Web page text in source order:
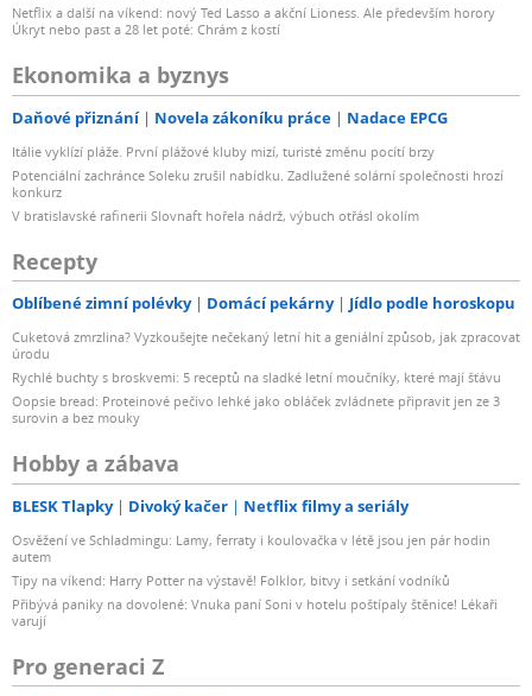
Netflix a další na víkend: nový Ted Lasso a akční Lioness. Ale především horory
Úkryt nebo past a 28 let poté: Chrám z kostí
Ekonomika a byznys
Daňové přiznání Novela zákoníku práce Nadace EPCG
Itálie vyklízí pláže. První plážové kluby mizí, turisté změnu pocítí brzy
Potenciální zachránce Soleku zrušil nabídku. Zadlužené solární společnosti hrozí
konkurz
V bratislavské rafinerii Slovnaft hořela nádrž, výbuch otřásl okolím
Recepty
Oblíbené zimní polévky Domácí pekárny Jídlo podle horoskopu
Cuketová zmrzlina? Vyzkoušejte nečekaný letní hit a geniální způsob, jak zpracovat
úrodu
Rychlé buchty s broskvemi: 5 receptů na sladké letní moučníky, které mají šťávu
Oopsie bread: Proteinové pečivo lehké jako obláček zvládnete připravit jen ze 3
surovin a bez mouky
Hobby a zábava
BLESK Tlapky Divoký kačer Netflix filmy a seriály
Osvěžení ve Schladmingu: Lamy, ferraty i koulovačka v létě jsou jen pár hodin
autem
Tipy na víkend: Harry Potter na výstavě! Folklor, bitvy i setkání vodníků
Přibývá paniky na dovolené: Vnuka paní Soni v hotelu poštípaly štěnice! Lékaři
varují
Pro generaci Z